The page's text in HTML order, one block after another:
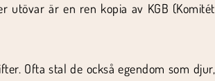
utövar är en ren kopia av KGB (Komitét
Ofta stal de också egendom som djur,